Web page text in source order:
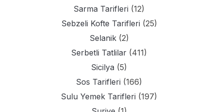
Sarma Tarifleri (12)
Sebzeli Kofte Tarifleri (25)
Selanik(2)
Serbetli Tatlilar (411)
Sicilya (5)
Sos Tarifleri (166)
Sulu Yemek Tarifleri (197)